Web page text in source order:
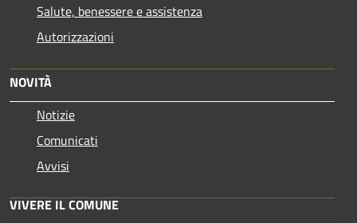
Salute, benessere e assistenza
Autorizzazioni
NOVITÀ
Notizie
Comunicati
Avvisi
VIVERE IL COMUNE